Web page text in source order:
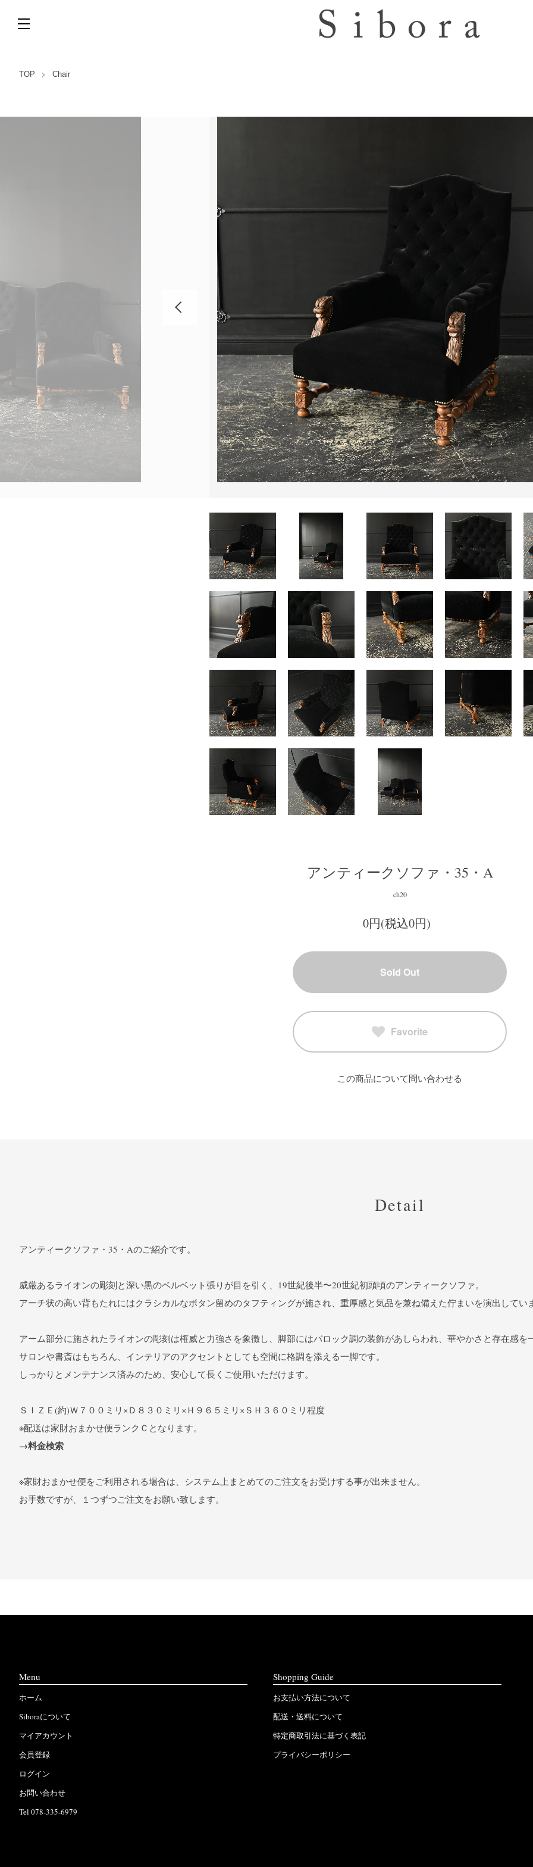
TOP Chair
アンティークソファ・35・A
ch20
0円(税込0円)
Sold Out
Favorite
この商品について問い合わせる
Detail
アンティークソファ・35・Aのご紹介です。
威厳あるライオンの彫刻と深い黒のベルベット張りが目を引く、19世紀後半〜20世紀初頭頃のアンティークソファ。
アーチ状の高い背もたれにはクラシカルなボタン留めのタフティングが施され、重厚感と気品を兼ね備えた佇まいを演出してい
アーム部分に施されたライオンの彫刻は権威と力強さを象徴し、脚部にはバロック調の装飾があしらわれ、華やかさと存在感を
サロンや書斎はもちろん、インテリアのアクセントとしても空間に格調を添える一脚です。
しっかりとメンテナンス済みのため、安心して長くご使用いただけます。
ＳＩＺＥ(約)Ｗ７００ミリ×Ｄ８３０ミリ×Ｈ９６５ミリ×ＳＨ３６０ミリ程度
※配送は家財おまかせ便ランクＣとなります。
→料金検索
※家財おまかせ便をご利用される場合は、システム上まとめてのご注文をお受けする事が出来ません。
お手数ですが、１つずつご注文をお願い致します。
Menu
ホーム
Siboraについて
マイアカウント
会員登録
ログイン
お問い合わせ
Tel 078-335-6979
Shopping Guide
お支払い方法について
配送・送料について
特定商取引法に基づく表記
プライバシーポリシー